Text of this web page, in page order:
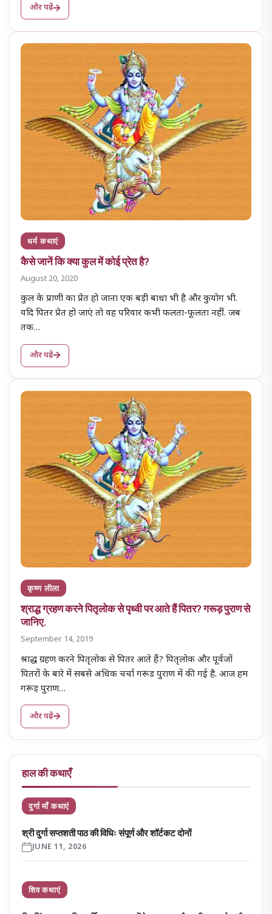
और पढ़ें
धर्म कथाएं
कैसे जानें कि क्या कुल में कोई प्रेत है?
August 20, 2020
कुल के प्राणी का प्रेत हो जाना एक बड़ी बाधा भी है और कुयोग भी.
यदि पितर प्रेत हो जाएं तो वह परिवार कभी फलता-फूलता नहीं. जब
तक…
और पढ़ें
कृष्ण लीला
श्राद्ध ग्रहण करने पितृलोक से पृथ्वी पर आते हैं पितर? गरूड़ पुराण से
जानिए.
September 14, 2019
श्राद्ध ग्रहण करने पितृलोक से पितर आते हैं? पितृलोक और पूर्वजों
पितरों के बारे में सबसे अधिक चर्चा गरूड पुराण में की गई है. आज हम
गरूड़ पुराण…
और पढ़ें
हाल की कथाएँ
दुर्गा माँ कथाएं
श्री दुर्गा सप्तशती पाठ की विधिः संपूर्ण और शॉर्टकट दोनों
JUNE 11, 2026
शिव कथाएं